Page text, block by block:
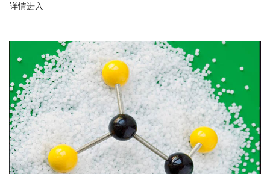
详情进入